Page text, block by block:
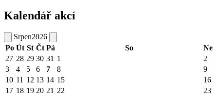
Kalendář akcí
Srpen2026
Po Út St Čt Pá So
Ne
27 28 29 30 31 1
2
3
4 5 6 7 8
9
10 11 12 13 14 15
16
17 18 19 20 21 22 23